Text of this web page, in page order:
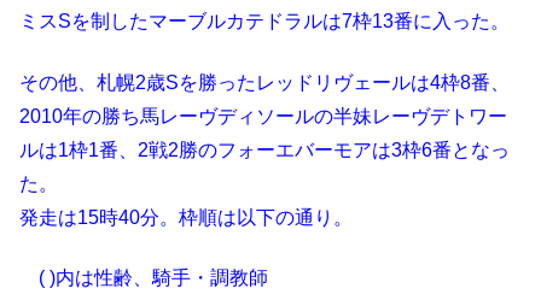
ミスSを制したマーブルカテドラルは7枠13番に入った。
その他、札幌2歳Sを勝ったレッドリヴェールは4枠8番、
2010年の勝ち馬レーヴディソールの半妹レーヴデトワー
ルは1枠1番、2戦2勝のフォーエバーモアは3枠6番となっ
た。
発走は15時40分。枠順は以下の通り。
( )内は性齢、騎手・調教師